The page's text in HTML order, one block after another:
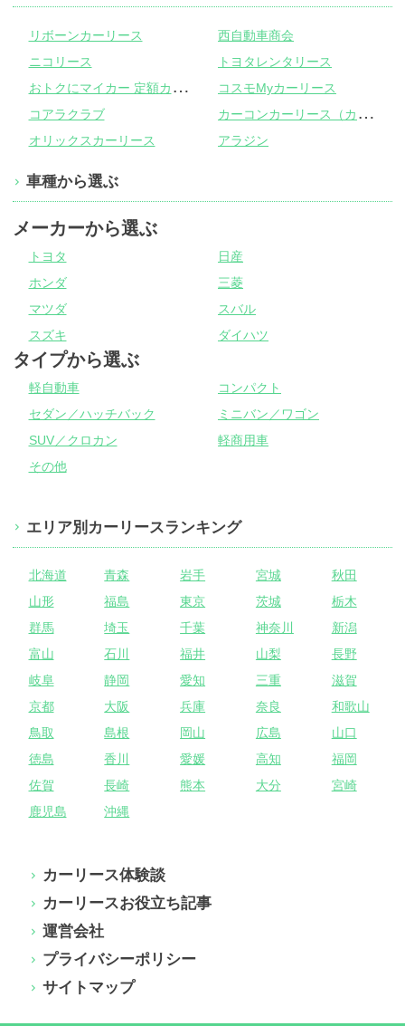
リボーンカーリース
西自動車商会
ニコリース
トヨタレンタリース
お
トクにマイカー 定額カルモくん
コスモMyカーリース
コアラクラブ
カ
ーコンカーリース（カーコンビニ倶楽部）
オリックスカーリース アラジン
車種から選ぶ
メーカーから選ぶ
トヨタ
日産
ホンダ
三菱
マツダ
スバル
スズキ
ダイハツ
タイプから選ぶ
軽自動車
コンパクト
セダン／ハッチバック
ミニバン／ワゴン
SUV／クロカン
軽商用車
その他
エリア別カーリースランキング
北海道 青森 岩手 宮城
秋田
山形
福島 東京 茨城
栃木
群馬
埼玉 千葉 神奈川
新潟
富山
石川 福井 山梨
長野
岐阜
静岡 愛知 三重
滋賀
京都
大阪 兵庫 奈良
和歌山
鳥取
島根 岡山 広島
山口
徳島
香川 愛媛 高知
福岡
佐賀
長崎 熊本 大分
宮崎
鹿児島
沖縄
カーリース体験談
カーリースお役立ち記事
運営会社
プライバシーポリシー
サイトマップ